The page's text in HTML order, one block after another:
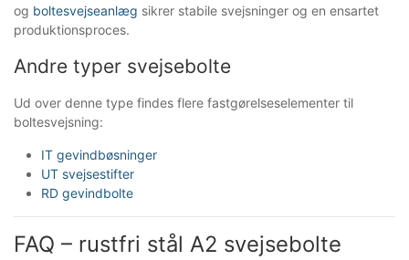
og boltesvejseanlæg sikrer stabile svejsninger og en ensartet
produktionsproces.
Andre typer svejsebolte
Ud over denne type findes flere fastgørelseselementer til
boltesvejsning:
IT gevindbøsninger
UT svejsestifter
RD gevindbolte
FAQ – rustfri stål A2 svejsebolte